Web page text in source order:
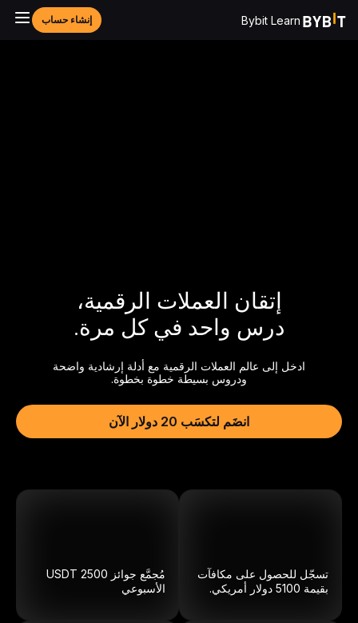
Bybit Learn إنشاء حساب
إتقان العملات الرقمية،
درس واحد في كل مرة.
ادخل إلى عالم العملات الرقمية مع أدلة إرشادية واضحة
ودروس بسيطة خطوة بخطوة.
انضَم لتكسَب 20 دولار الآن
تسجّل للحصول على مكافآت
بقيمة 5100 دولار أمريكي.
مُجمَّع جوائز 2500
USDT
الأسبوعي